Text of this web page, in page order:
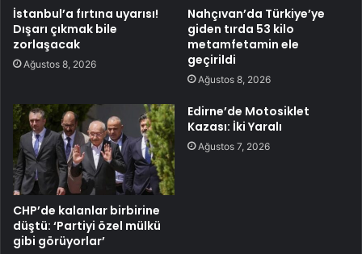
İstanbul’a fırtına uyarısı!
Dışarı çıkmak bile
zorlaşacak
Ağustos 8, 2026
Nahçıvan’da Türkiye’ye
giden tırda 53 kilo
metamfetamin ele
geçirildi
Ağustos 8, 2026
CHP’de kalanlar birbirine
düştü: ‘Partiyi özel mülkü
gibi görüyorlar’
Edirne’de Motosiklet
Kazası: İki Yaralı
Ağustos 7, 2026